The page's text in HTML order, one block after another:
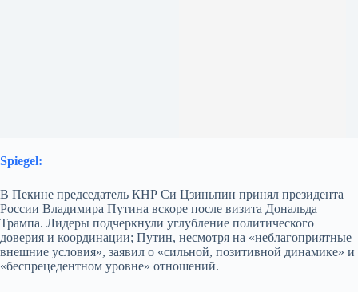
Spiegel:
В Пекине председатель КНР Си Цзиньпин принял президента
России Владимира Путина вскоре после визита Дональда
Трампа. Лидеры подчеркнули углубление политического
доверия и координации; Путин, несмотря на «неблагоприятные
внешние условия», заявил о «сильной, позитивной динамике» и
«беспрецедентном уровне» отношений.